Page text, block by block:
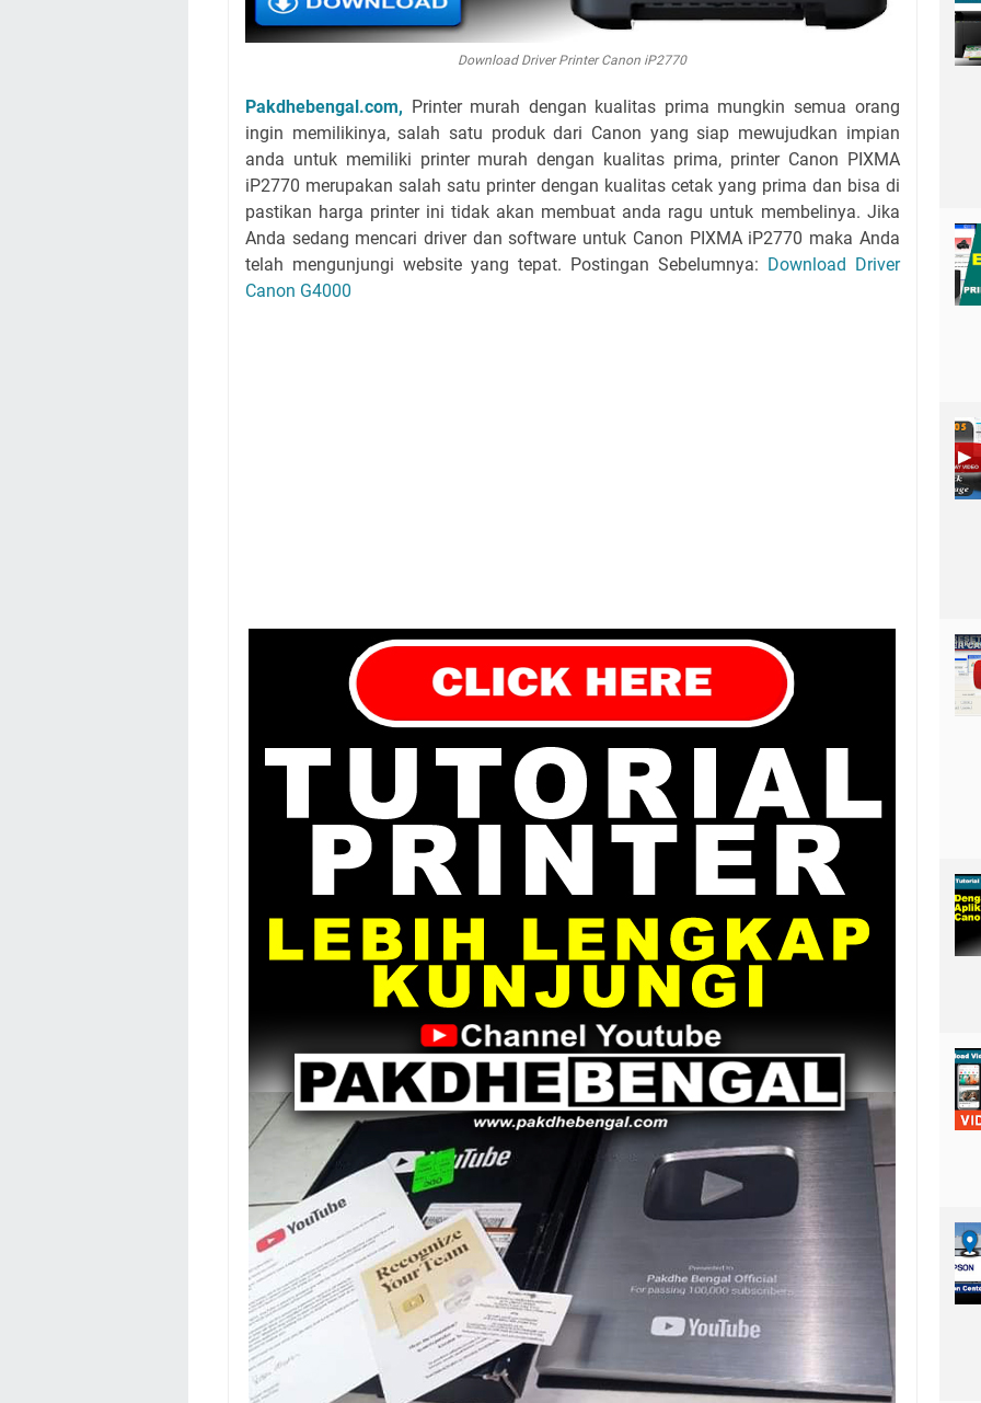
Download Driver Printer Canon iP2770
Pakdhebengal.com, Printer murah dengan kualitas prima mungkin semua orang
ingin memilikinya, salah satu produk dari Canon yang siap mewujudkan impian
anda untuk memiliki printer murah dengan kualitas prima, printer Canon PIXMA
iP2770 merupakan salah satu printer dengan kualitas cetak yang prima dan bisa di
pastikan harga printer ini tidak akan membuat anda ragu untuk membelinya. Jika
Anda sedang mencari driver dan software untuk Canon PIXMA iP2770 maka Anda
telah mengunjungi website yang tepat. Postingan Sebelumnya: Download Driver
Canon G4000